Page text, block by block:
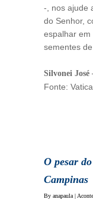
-, nos ajude
do Senhor,
espalhar em
sementes
Silvonei José
Fonte:
O pesar
Campinas
By anapaula |